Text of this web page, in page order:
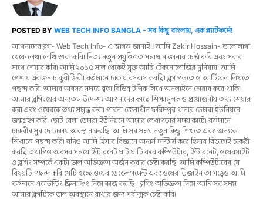
POSTED BY WEB TECH INFO BANGLA - সব কিছু বাংলায়, এক প্ল্যাটফর্মে!
আপনাদের ব্লগ- Web Tech Info- এ স্বাগত জানাই ! আমি Zakir Hossain- ভালোলাগা
থেকে লেখা লেখি শুরু করি। নিত্য নতুন প্রযুক্তিগত সমাধান জানার চেষ্টা করি এবং সবার
সাথে শেয়ার করি। আমি ২০১৫ সাল থেকেই যুক্ত আছি টেকনোলোজির দুনিয়ায়। আমি
পেশায় একজন চাকুরীজিবী। বর্তমানে ঢাকায় বসবাস করছি। ব্লগ পড়তে ও আর্টিকেল লিখতে
পছন্দ করি। আমার অবসর সময়ে ব্লগে বিভিন্ন টপিক লিখে অনলাইনে শেয়ার করে থাকি।
আমার ব্লগিংয়ের অন্যতম উদ্দেশ্য আপনাদের কাছে শিক্ষামূলক ও প্রয়োজনীয় তথ্য শেয়ার
করা এবং ওয়েবকে তথ্য সমৃদ্ধ করা। পাবনা জেলাধীন ফরিদপুর থানার ডেমরা ইউনিয়নে
জন্মগ্রহণ করি। ছোট বেলা ডেমরা ইউনিয়নে আমার লেখাপড়ার সময় কাটে। বর্তমানে
চাকরীর সুবাদে ঢাকায় অবস্থান করছি। আমি সব সময় নতুন কিছু শিখতে এবং অন্যকে
শিখাতে পছন্দ করি। যদিও আমি হিসাব বিজ্ঞানে অনার্স মাস্টার্স করে হিসাব বিভাগেই চাকরী
করছি তথাপিও অবসর সময়ে ইন্টারনেট ঘাটাঘাটি করে কম্পিউটার, ইন্টারনেট, ওয়েবসাইট
ও ব্লগিং সম্পর্কে একটা ভাল অভিজ্ঞতা অর্জন করার চেষ্টা করছি। আমি কম্পিউটারের যে
বিষয়টি পছন্দ করি সেটি হচ্ছে ওয়েব ডেভেলপমেন্ট এবং ওয়েব ডিজাইন তা সত্ত্বেও আমি
বর্তমানে একাউন্টিং ফ্রিলাঞ্চিং নিয়ে কাজ করছি । ব্লগিং অভিজ্ঞতা দিয়ে আমি সব সময়
আমার ব্লগটিকে ভাল অবস্থানে রাখার জন্য সর্বাত্মক চেষ্টা করি।